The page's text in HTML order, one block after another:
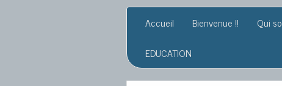
Accueil Bienvenue !! Qui
EDUCATION